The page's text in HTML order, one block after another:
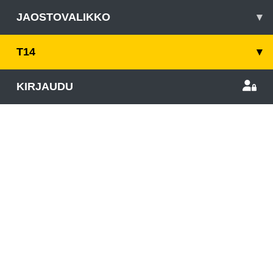
JAOSTOVALIKKO ▾
T14 ▾
KIRJAUDU